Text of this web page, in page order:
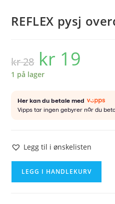
REFLEX pysj
kr28
Opprinnelig
pris
var:
kr 28.
kr 19
1 på lager
Legg til i ønskelisten
LEGG I HANDLEKURV